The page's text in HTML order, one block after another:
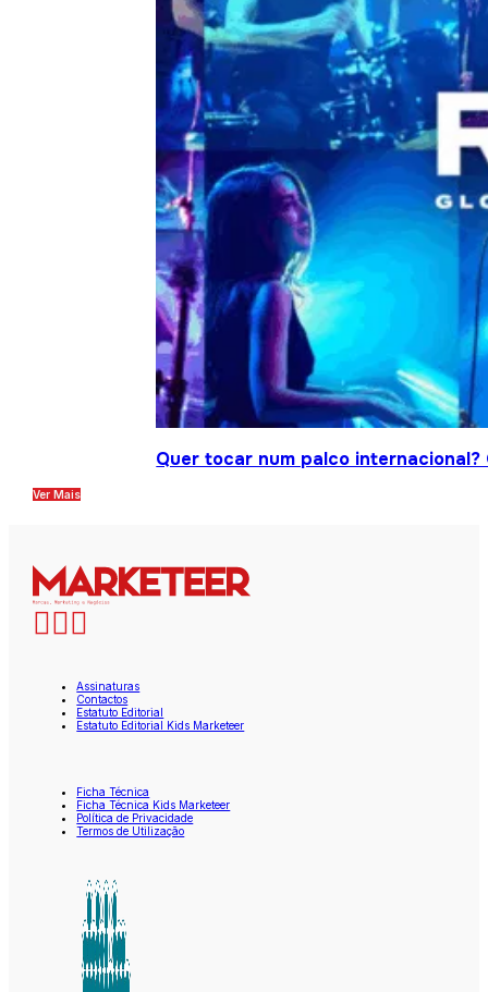
Quer tocar num palco
Ver Mais
Assinaturas
Contactos
Estatuto Editorial
Estatuto Editorial Kids Marketeer
Ficha Técnica
Ficha Técnica Kids Marketeer
Política de Privacidade
Termos de Utilização